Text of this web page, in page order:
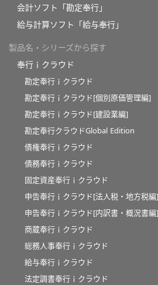
会計ソフト「勘定奉行」
給与計算ソフト「給与奉行」
製品名・シリーズから探す
奉行ｉクラウド
勘定奉行ｉクラウド
勘定奉行ｉクラウド[個別原価管理編]
勘定奉行ｉクラウド[建設業編]
勘定奉行クラウドGlobal Edition
債権奉行ｉクラウド
債務奉行ｉクラウド
固定資産奉行ｉクラウド
申告奉行ｉクラウド[法人税・地方税編]
申告奉行ｉクラウド[内訳書・概況書編]
商蔵奉行ｉクラウド
総務人事奉行ｉクラウド
給与奉行ｉクラウド
法定調書奉行ｉクラウド